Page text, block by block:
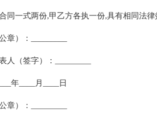
同一式两份,甲乙方各执一份,具有相同法
章）：_________
人（签字）：_________
年____月____日
章）：_________